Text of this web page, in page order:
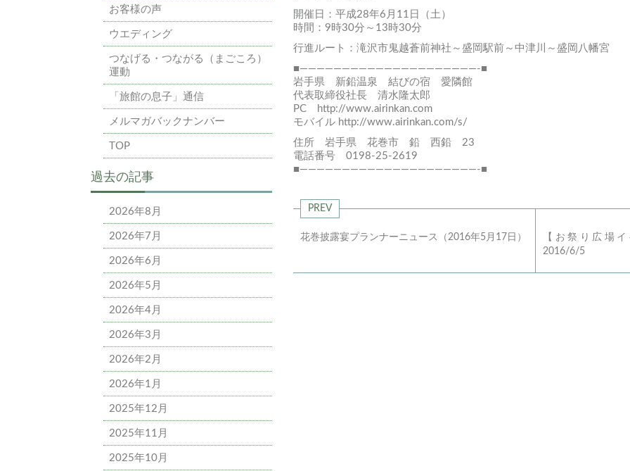
お客様の声
ウエディング
つなげる・つながる（まごころ）
運動
「旅館の息子」通信
メルマガバックナンバー
TOP
過去の記事
2026年8月
2026年7月
2026年6月
2026年5月
2026年4月
2026年3月
2026年2月
2026年1月
2025年12月
2025年11月
2025年10月
開催日：平成28年6月11日（土）
時間：9時30分～13時30分
行進ルート：滝沢市鬼越蒼前神社～盛岡駅前～中津川～盛岡八幡宮
■—————————————————————-■
岩手県 新鉛温泉 結びの宿 愛隣館
代表取締役社長 清水隆太郎
PC
http://www.airinkan.com
モバイル http://www.airinkan.com/s/
住所 岩手県 花巻市 鉛 西鉛 23
電話番号 0198-25-2619
■—————————————————————-■
PREV
花巻披露宴プランナーニュース（2016年5月17日）
【お祭り広場
2016/6/5